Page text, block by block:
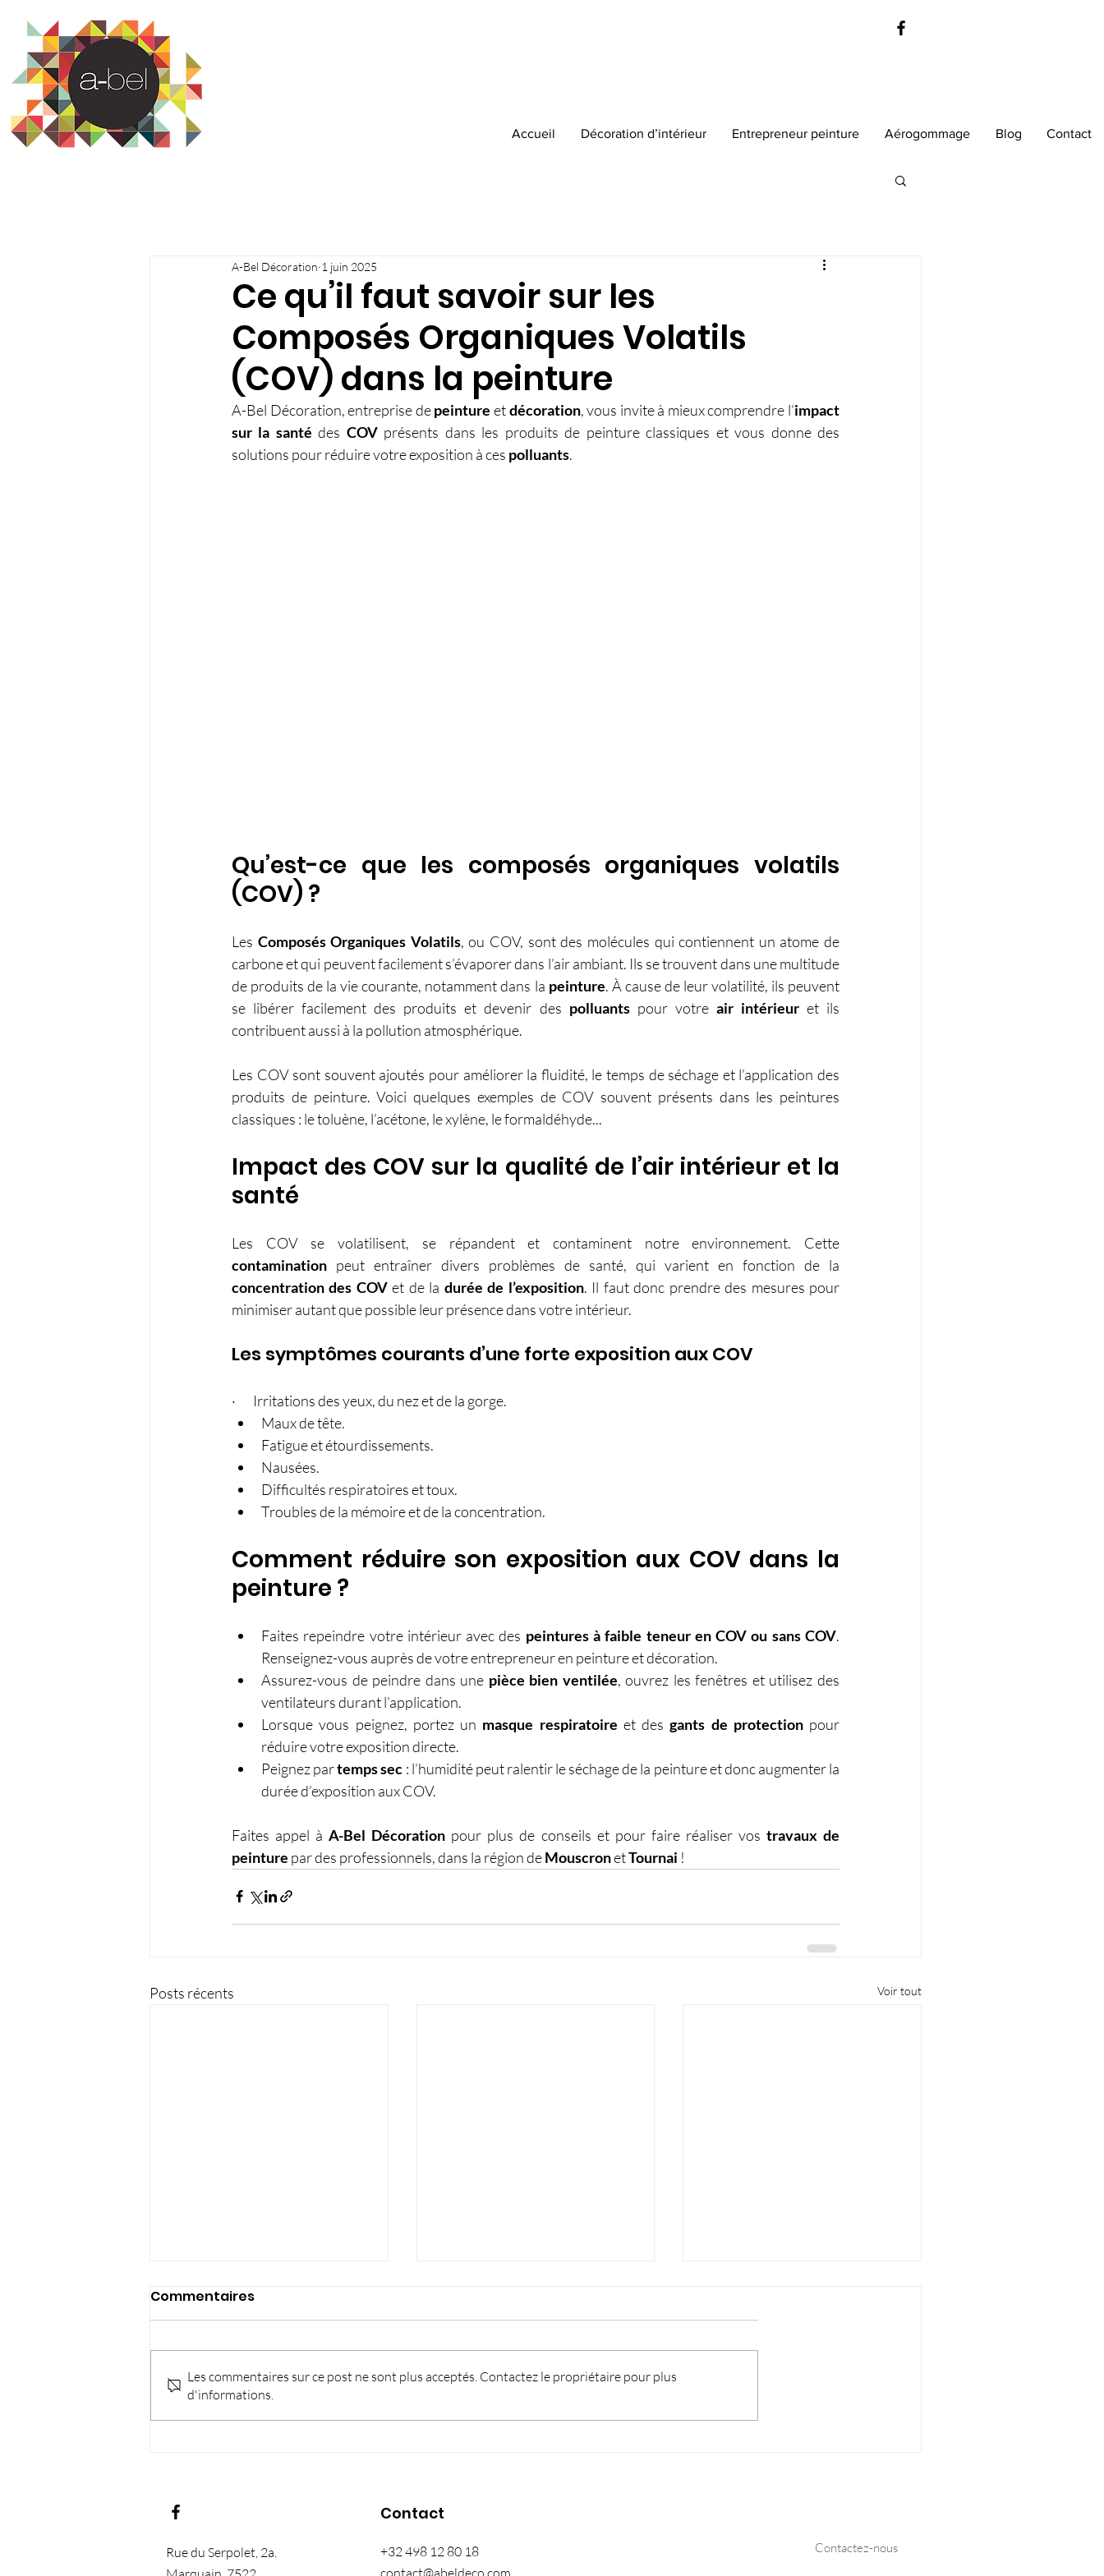
Accueil Décoration d’intérieur Entrepreneur peinture Aérogommage Blog Contact
Ce qu’il faut savoir sur les
Composés Organiques Volatils
(COV) dans la peinture
A-Bel Décoration 1 juin 2025
A-Bel Décoration, entreprise de peinture et décoration, vous invite à mieux comprendre l’impact
sur la santé des COV présents dans les produits de peinture classiques et vous donne des
solutions pour réduire votre exposition à ces polluants.
Qu’est-ce que les composés organiques volatils
(COV) ?
Les Composés Organiques Volatils, ou COV, sont des molécules qui contiennent un atome de
carbone et qui peuvent facilement s’évaporer dans l’air ambiant. Ils se trouvent dans une multitude
de produits de la vie courante, notamment dans la peinture. À cause de leur volatilité, ils peuvent
se libérer facilement des produits et devenir des polluants pour votre air intérieur et ils
contribuent aussi à la pollution atmosphérique.
Les COV sont souvent ajoutés pour améliorer la fluidité, le temps de séchage et l’application des
produits de peinture. Voici quelques exemples de COV souvent présents dans les peintures
classiques : le toluène, l’acétone, le xylène, le formaldéhyde...
Impact des COV sur la qualité de l’air intérieur et la
santé
contamination
concentration des COV et de la durée de l’exposition. Il faut donc prendre des mesures pour
minimiser autant que possible leur présence dans votre intérieur.
Les symptômes courants d’une forte exposition aux COV
·       Irritations des yeux, du nez et de la gorge.
Maux de tête.
Fatigue et étourdissements.
Nausées.
Difficultés respiratoires et toux.
Troubles de la mémoire et de la concentration.
Comment réduire son exposition aux COV dans la
peinture ?
Faites repeindre votre intérieur avec des peintures à faible teneur en COV ou sans COV.
Renseignez-vous auprès de votre entrepreneur en peinture et décoration.
Assurez-vous de peindre dans une pièce bien ventilée, ouvrez les fenêtres et utilisez des
ventilateurs durant l’application.
Lorsque vous peignez, portez un masque respiratoire et des gants de protection pour
réduire votre exposition directe.
Peignez par temps sec : l’humidité peut ralentir le séchage de la peinture et donc augmenter la
durée d’exposition aux COV.
Faites appel à A-Bel Décoration pour plus de conseils et pour faire réaliser vos travaux de
peinture par des professionnels, dans la région de Mouscron et Tournai !
Posts récents Voir tout
Pourquoi les cloisons de
personnalisés ?
Aérogommage pour
Peinture en toute
Commentaires
Les commentaires sur ce post ne sont plus acceptés. Contactez le propriétaire pour plus
d'informations.
Rue du Serpolet, 2a.
Contact
+32 498 12 80 18
Contactez-nous